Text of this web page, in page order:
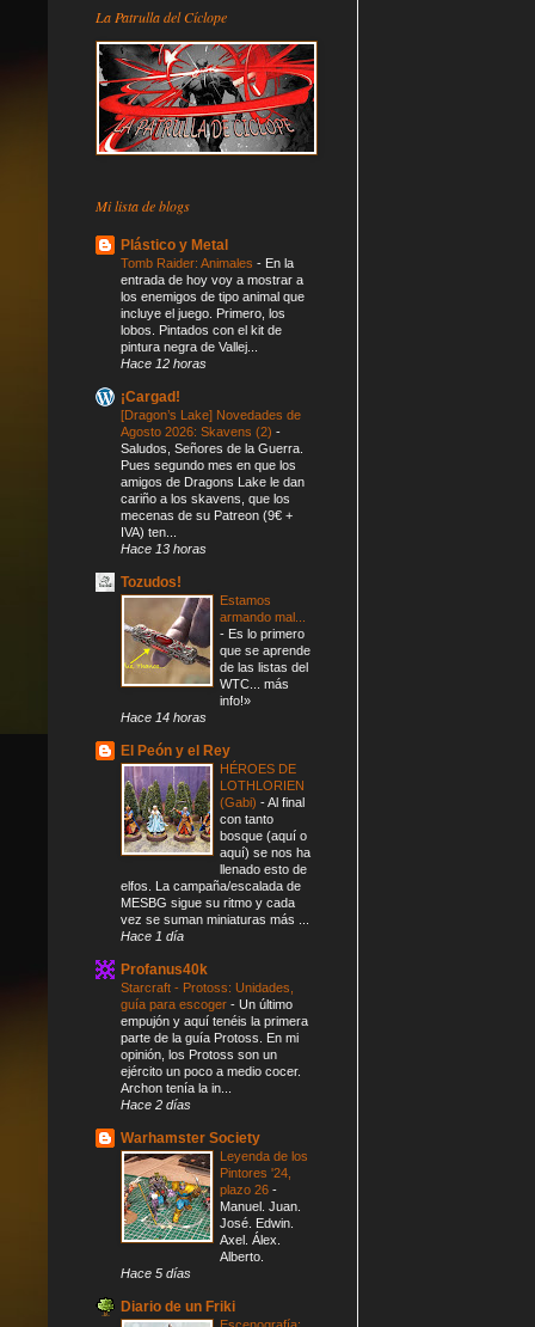
La Patrulla del Cíclope
Mi lista de blogs
Plástico y Metal
Tomb Raider: Animales - En la
entrada de hoy voy a mostrar a
los enemigos de tipo animal que
incluye el juego. Primero, los
lobos. Pintados con el kit de
pintura negra de Vallej...
Hace 12 horas
¡Cargad!
[Dragon’s Lake] Novedades de
Agosto 2026: Skavens (2) -
Saludos, Señores de la Guerra.
Pues segundo mes en que los
amigos de Dragons Lake le dan
cariño a los skavens, que los
mecenas de su Patreon (9€ +
IVA) ten...
Hace 13 horas
Tozudos!
Estamos
armando mal...
- Es lo primero
que se aprende
de las listas del
WTC... más
info!»
Hace 14 horas
El Peón y el Rey
HÉROES DE
LOTHLORIEN
(Gabi) -Al final
con tanto
bosque (aquí o
aquí) se nos ha
llenado esto de
elfos. La campaña/escalada de
MESBG sigue su ritmo y cada
vez se suman miniaturas más ...
Hace 1 día
Profanus40k
Starcraft - Protoss: Unidades,
guía para escoger - Un último
empujón y aquí tenéis la primera
parte de la guía Protoss. En mi
opinión, los Protoss son un
ejército un poco a medio cocer.
Archon tenía la in...
Hace 2 días
Warhamster Society
Leyenda de los
Pintores '24,
plazo 26 -
Manuel. Juan.
José. Edwin.
Axel. Álex.
Alberto.
Hace 5 días
Diario de un Friki